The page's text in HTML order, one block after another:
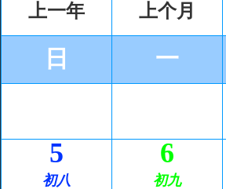
上一年 上个月
日 一
5
初八
6
初九